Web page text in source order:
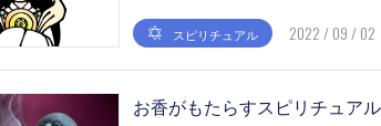
スピリチュアル 2022 / 09 / 02
お香がもたらすスピリチュア